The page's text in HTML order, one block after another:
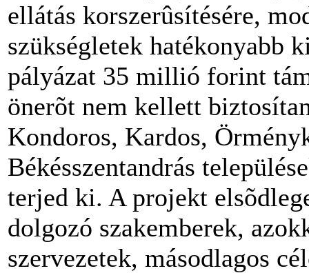
ellátás korszerûsítésére,
szükségletek hatékonyabb
pályázat 35 millió forint
önerõt nem kellett
Kondoros, Kardos,
Békésszentandrás
terjed ki. A projekt
dolgozó szakemberek,
szervezetek, másodlagos